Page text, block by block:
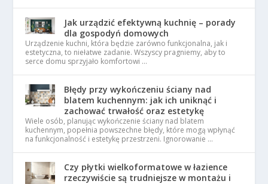
Jak urządzić efektywną kuchnię – porady
dla gospodyń domowych
Urządzenie kuchni, która będzie zarówno funkcjonalna, jak i
estetyczna, to niełatwe zadanie. Wszyscy pragniemy, aby to
serce domu sprzyjało komfortowi …
Błędy przy wykończeniu ściany nad
blatem kuchennym: jak ich uniknąć i
zachować trwałość oraz estetykę
Wiele osób, planując wykończenie ściany nad blatem
kuchennym, popełnia powszechne błędy, które mogą wpłynąć
na funkcjonalność i estetykę przestrzeni. Ignorowanie …
Czy płytki wielkoformatowe w łazience
rzeczywiście są trudniejsze w montażu i